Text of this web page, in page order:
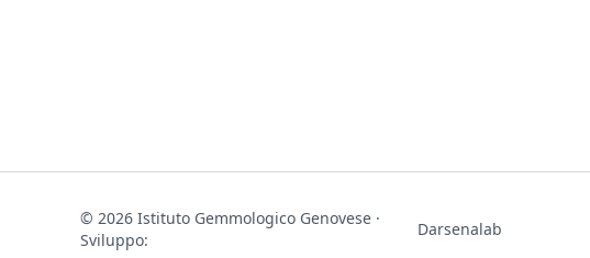
© 2026 Istituto Gemmologico Genovese ·
Sviluppo:
Darsenalab